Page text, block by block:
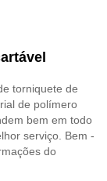
torniquete de
de polímero
bem em todo
serviço. Bem -
do